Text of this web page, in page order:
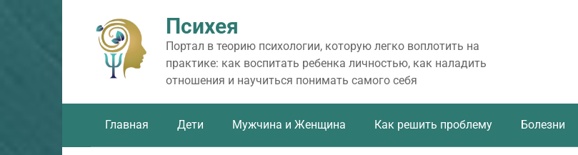
Психея
Портал в теорию психологии, которую легко воплотить на
практике: как воспитать ребенка личностью, как наладить
отношения и научиться понимать самого себя
Главная Дети Мужчина и Женщина Как решить проблему Болезни